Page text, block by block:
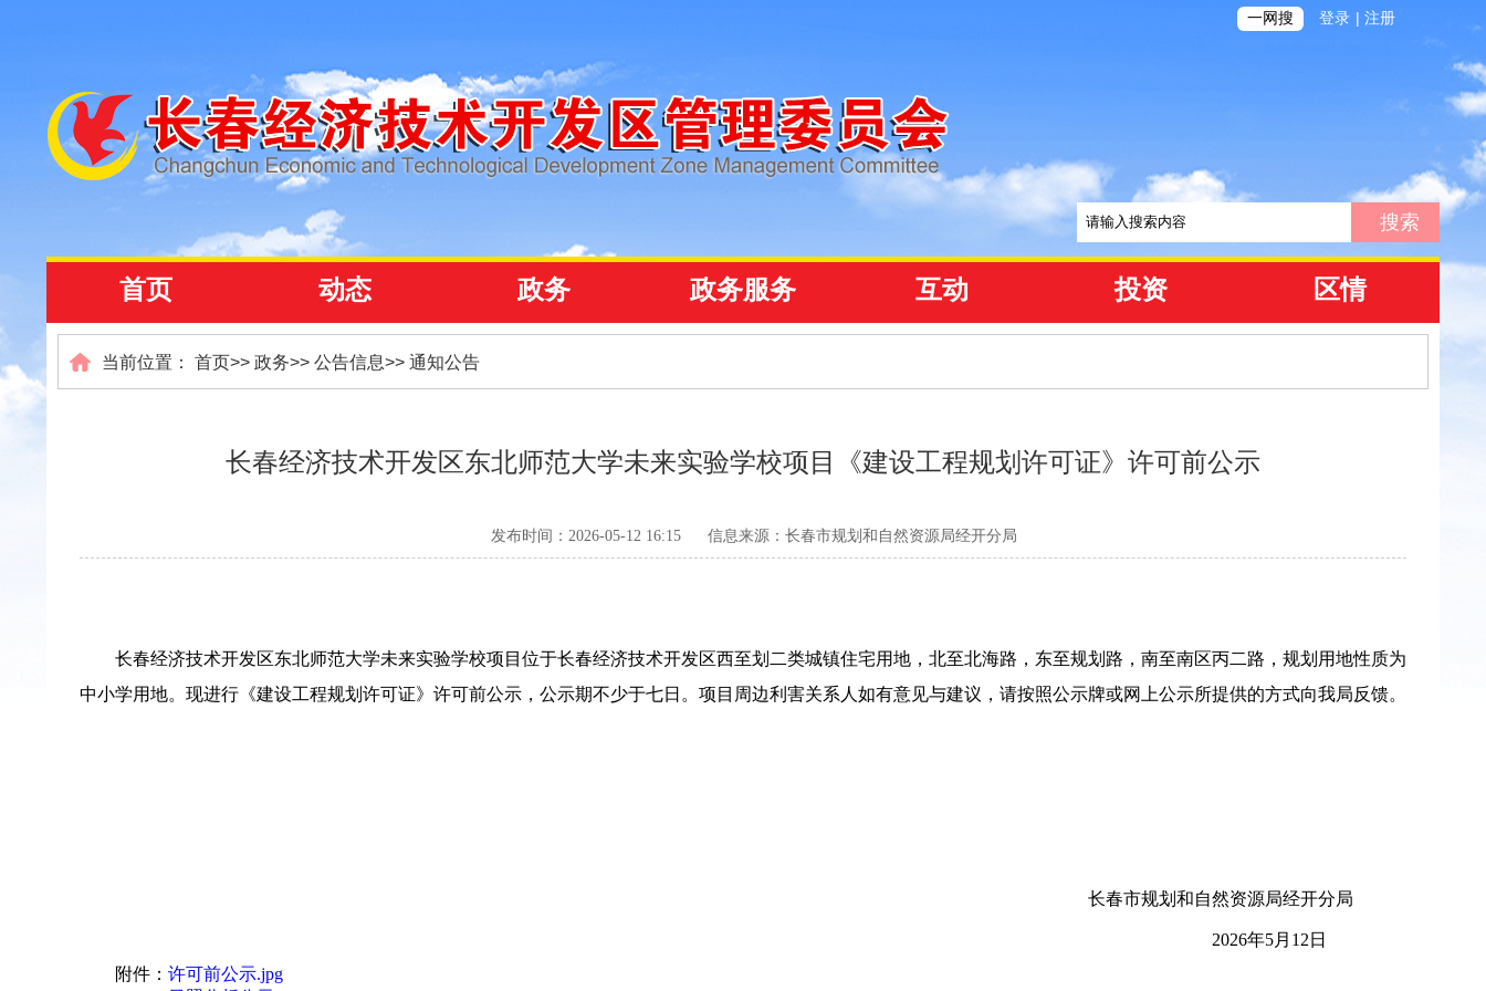
一网搜 登录 | 注册
首页 动态 政务 政务服务 互动 投资 区情
当前位置： 首页>> 政务>> 公告信息>> 通知公告
长春经济技术开发区东北师范大学未来实验学校项目《建设工程规划许可证》许可前公示
发布时间：2026-05-12 16:15 信息来源：长春市规划和自然资源局经开分局
长春经济技术开发区东北师范大学未来实验学校项目位于长春经济技术开发区西至划二类城镇住宅用地，北至北海路，东至规划路，南至南区丙二路，规划用地性质为
中小学用地。现进行《建设工程规划许可证》许可前公示，公示期不少于七日。项目周边利害关系人如有意见与建议，请按照公示牌或网上公示所提供的方式向我局反馈。
长春市规划和自然资源局经开分局
2026年5月12日
附件： 许可前公示.jpg